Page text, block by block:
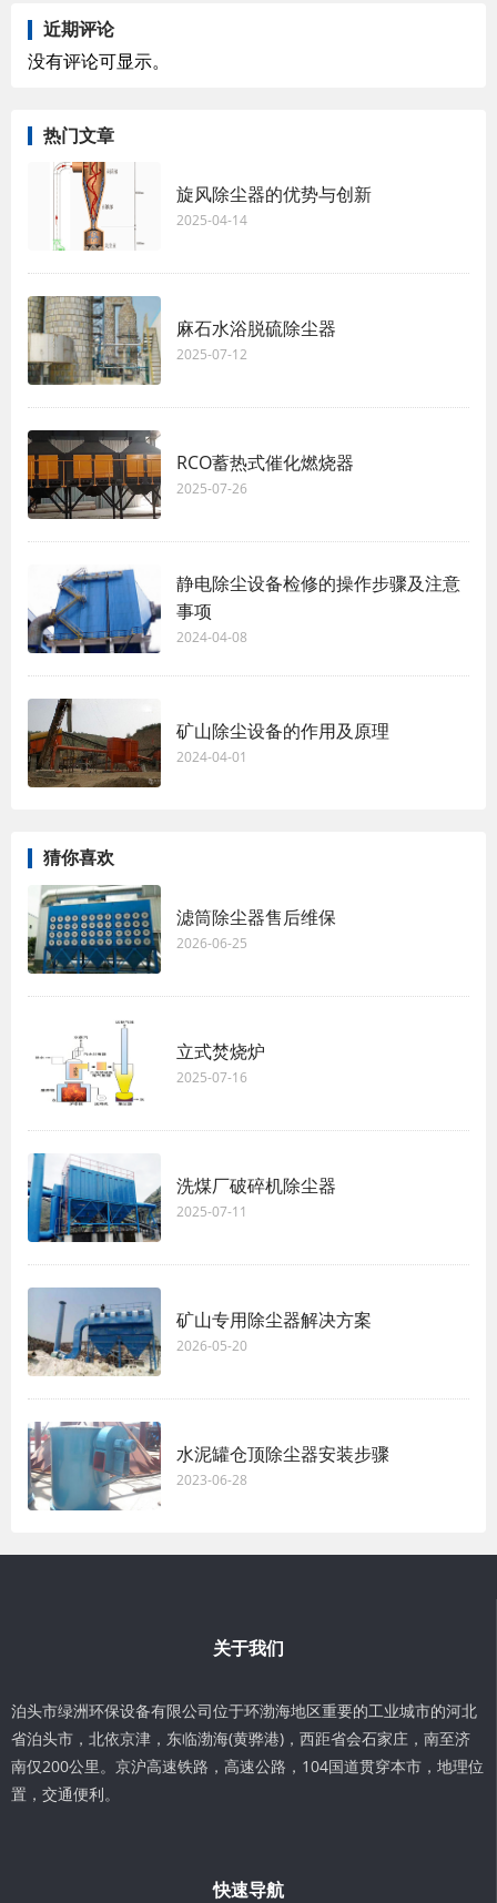
近期评论
没有评论可显示。
热门文章
旋风除尘器的优势与创新
2025-04-14
麻石水浴脱硫除尘器
2025-07-12
RCO蓄热式催化燃烧器
2025-07-26
静电除尘设备检修的操作步骤及注意
事项
2024-04-08
矿山除尘设备的作用及原理
2024-04-01
猜你喜欢
滤筒除尘器售后维保
2026-06-25
立式焚烧炉
2025-07-16
洗煤厂破碎机除尘器
2025-07-11
矿山专用除尘器解决方案
2026-05-20
水泥罐仓顶除尘器安装步骤
2023-06-28
关于我们
泊头市绿洲环保设备有限公司位于环渤海地区重要的工业城市的河北
省泊头市，北依京津，东临渤海(黄骅港)，西距省会石家庄，南至济
南仅200公里。京沪高速铁路，高速公路，104国道贯穿本市，地理位
置，交通便利。
快速导航